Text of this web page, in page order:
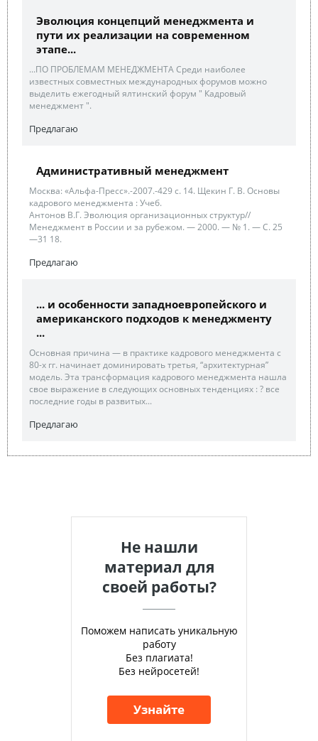
Эволюция концепций менеджмента и
пути их реализации на современном
этапе...
...ПО ПРОБЛЕМАМ МЕНЕДЖМЕНТА Среди наиболее
известных совместных международных форумов можно
выделить ежегодный ялтинский форум " Кадровый
менеджмент ".
Предлагаю
Административный менеджмент
Москва: «Альфа-Пресс».-2007.-429 с. 14. Щекин Г. В. Основы
кадрового менеджмента : Учеб.
Антонов В.Г. Эволюция организационных структур//
Менеджмент в России и за рубежом. — 2000. — № 1. — С. 25
—31 18.
Предлагаю
... и особенности западноевропейского и
американского подходов к менеджменту
...
Основная причина — в практике кадрового менеджмента с
80-х гг. начинает доминировать третья, “архитектурная”
модель. Эта трансформация кадрового менеджмента нашла
свое выражение в следующих основных тенденциях : ? все
последние годы в развитых...
Предлагаю
Не нашли
материал для
своей работы?
Поможем написать уникальную
работу
Без плагиата!
Без нейросетей!
Узнайте